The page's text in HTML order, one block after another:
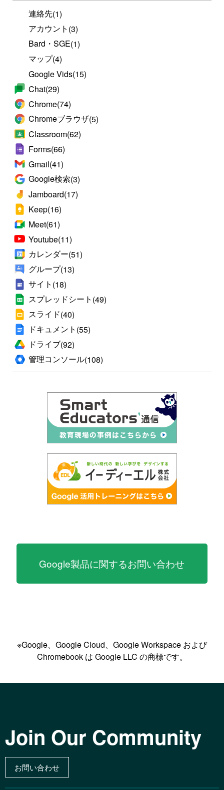
連絡先(1)
アカウント (3)
Bard・SGE(1)
マップ(4)
Google Vids(15)
Chat(29)
Chrome(74)
Chromeブラウザ(5)
Classroom(62)
Forms(66)
Gmail(41)
Google検索(3)
Jamboard(17)
Keep(16)
Meet(61)
Youtube(11)
カレンダー(51)
グループ(13)
サイト (18)
スプレッドシート (49)
スライド(40)
ドキュメント (55)
ドライブ(92)
管理コンソール(108)
Google製品に関するお問い合わせ
※Google、Google Cloud、Google Workspace および
Chromebook は Google LLC の商標です。
Join Our Community
お問い合わせ